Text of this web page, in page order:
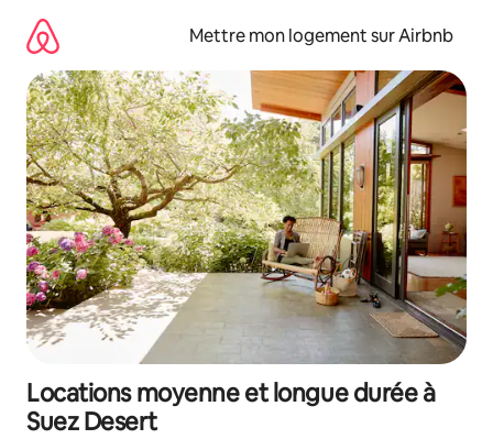
directement
contenu
Mettre mon logement sur Airbnb
Locations moyenne et longue durée à
Suez Desert